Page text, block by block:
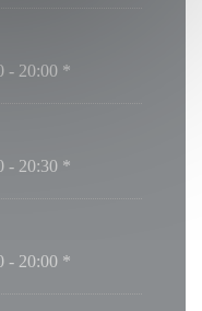
- 20:00 *
- 20:30 *
- 20:00 *